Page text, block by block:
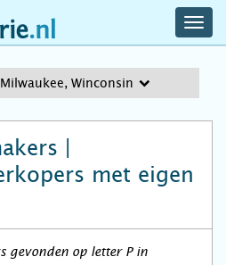
Milwaukee, Winconsin
|
met eigen
gevonden op letter P in